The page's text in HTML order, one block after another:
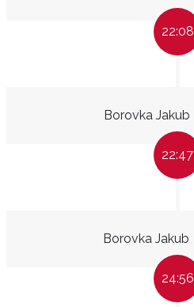
22:08
Borovka Jakub
22:47
Borovka Jakub
24:56